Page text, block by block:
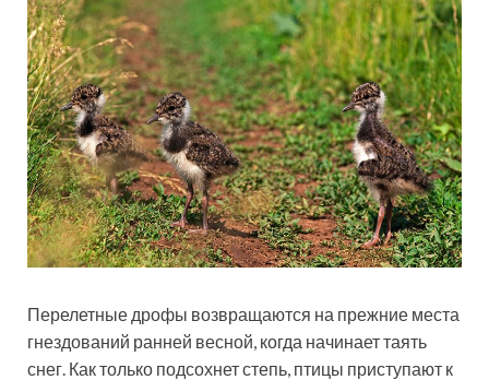
Перелетные дрофы возвращаются на прежние места
гнездований ранней весной, когда начинает таять
снег. Как только подсохнет степь, птицы приступают к